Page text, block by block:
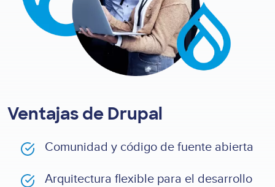
Ventajas de Drupal
Comunidad y código de fuente abierta
Arquitectura flexible para el desarrollo